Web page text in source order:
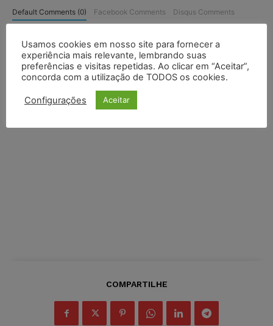
Default Comments (0) Facebook Comments Disqus Comments
COMPARTILHE
Usamos cookies em nosso site para fornecer a
experiência mais relevante, lembrando suas
preferências e visitas repetidas. Ao clicar em “Aceitar”,
concorda com a utilização de TODOS os cookies.
Configurações Aceitar